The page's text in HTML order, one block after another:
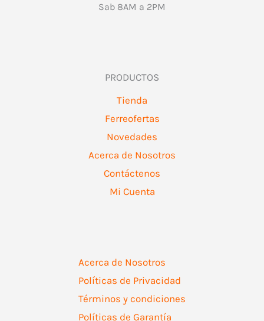
Sab 8AM a 2PM
PRODUCTOS
Tienda
Ferreofertas
Novedades
Acerca de Nosotros
Contáctenos
Mi Cuenta
Acerca de Nosotros
Políticas de Privacidad
Términos y condiciones
Políticas de Garantía